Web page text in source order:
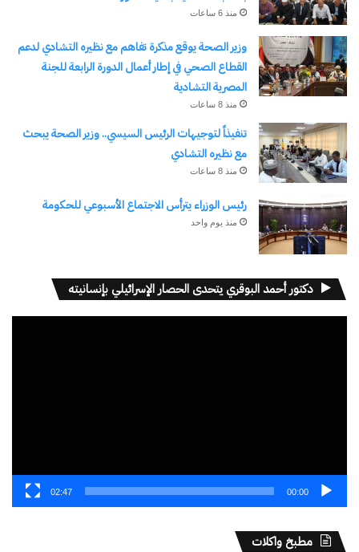
منذ 6 ساعات
وزير الصحة يوقع مذكرة تفاهم مع نظيره التشادي لدعم
القطاع الصحي في إطار أعمال الدورة الرابعة للجنة
المصرية التشادية
منذ 8 ساعات
تنفيذاً لتوجيهات الرئيس السيسي.. وزير الصحة يبحث
مع نظيره التشادي
منذ 8 ساعات
رئيس الوزراء يترأس الاجتماع الأسبوعي للحكومة
منذ يوم واحد
دكتور أحمد البوقري يتحدى الحصار الإسرائيلي بإنسانيته
00:00
02:47
مطبخ واكلات